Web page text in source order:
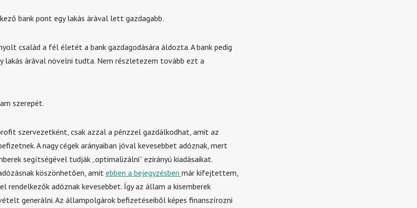
bank pont egy lakás árával lett gazdagabb.
család a fél életét a bank gazdagodására áldozta. A bank pedig
lakás árával növelni tudta. Nem részletezem tovább ezt a
szerepét.
szervezetként, csak azzal a pénzzel gazdálkodhat, amit az
A nagy cégek arányaiban jóval kevesebbet adóznak, mert
segítségével tudják „optimalizálni” ezirányú kiadásaikat.
köszönhetően, amitebben a bejegyzésben már kifejtettem,
rendelkezők adóznak kevesebbet. Így az állam a kisemberek
generálni. Az állampolgárok befizetéseiből képes finanszírozni